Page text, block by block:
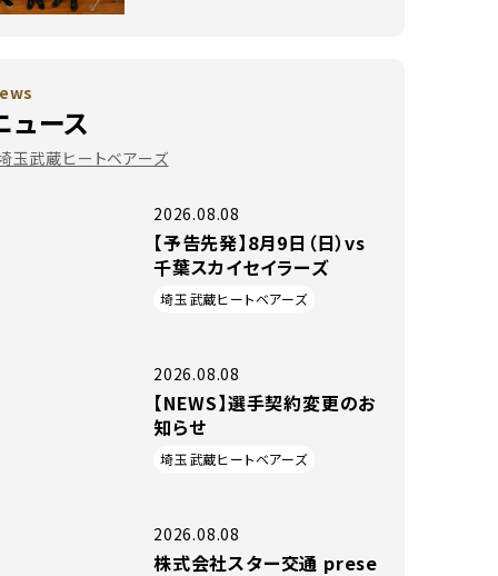
ュース
玉武蔵ヒートベアーズ
【予告先発】8月9日（日）vs
千葉スカイセイラーズ
埼玉武蔵ヒートベアーズ
2026.08.08
【NEWS】選手契約変更のお
知らせ
埼玉武蔵ヒートベアーズ
2026.08.08
株式会社スター交通 prese
2026.08.08